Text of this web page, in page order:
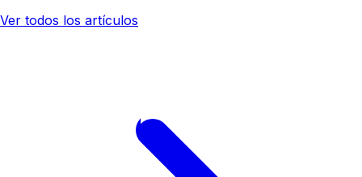
Ver todos los artículos